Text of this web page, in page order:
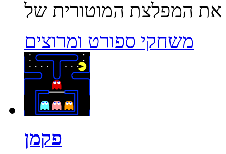
משחקי ספורט ומרוצים
פקמן